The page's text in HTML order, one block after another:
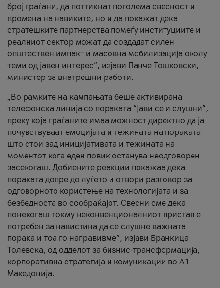
број граѓани, да поттикнат поголема свесност и
промена на навиките, но и да покажат дека
стратешките партнерства помеѓу институциите и
реалниот сектор можат да создадат силен
општествен импакт и масовна мобилизација околу
теми од јавен интерес“, изјави Панче Тошковски,
министер за внатрешни работи.
„Во рамките на кампањата беше активирана
телефонска линија со пораката “Јави се и слушни”,
преку која граѓаните имаа можност директно да ја
почувствуваат емоцијата и тежината на пораката
што стои зад иницијативата и тежината на
моментот кога еден повик останува неодговорен
засекогаш. Добиените реакции покажаа дека
пораката допре до луѓето и отвори разговор за
одговорното користење на технологијата и за
безбедноста во сообраќајот. Свесни сме дека
понекогаш токму неконвенционалниот пристап е
потребен за навистина да се слушне важната
порака и тоа го направивме”, изјави Бранкица
Толевска, од одделот за бизнис-трансформација,
корпоративна стратегија и комуникации во А1
Македонија.